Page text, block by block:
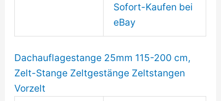
Sofort-Kaufen bei
eBay
Dachauflagestange 25mm 115-200 cm,
Zelt-Stange Zeltgestänge Zeltstangen
Vorzelt